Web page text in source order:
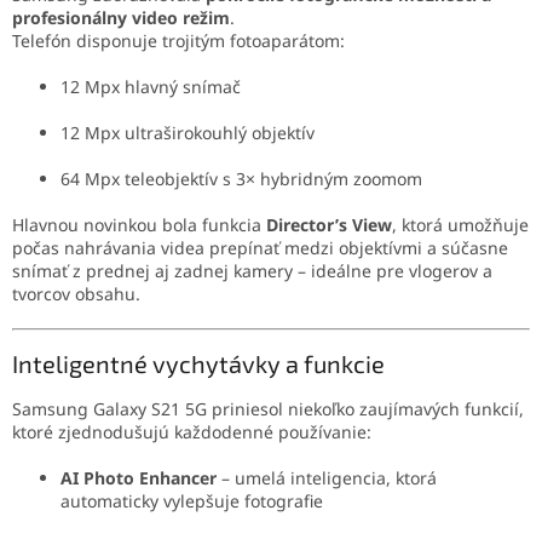
profesionálny video režim.
Telefón disponuje trojitým fotoaparátom:
12 Mpx hlavný snímač
12 Mpx ultraširokouhlý objektív
64 Mpx teleobjektív s 3× hybridným zoomom
Hlavnou novinkou bola funkcia Director’s View, ktorá umožňuje
počas nahrávania videa prepínať medzi objektívmi a súčasne
snímať z prednej aj zadnej kamery – ideálne pre vlogerov a
tvorcov obsahu.
Inteligentné vychytávky a funkcie
Samsung Galaxy S21 5G priniesol niekoľko zaujímavých funkcií,
ktoré zjednodušujú každodenné používanie:
AI Photo Enhancer – umelá inteligencia, ktorá
automaticky vylepšuje fotografie